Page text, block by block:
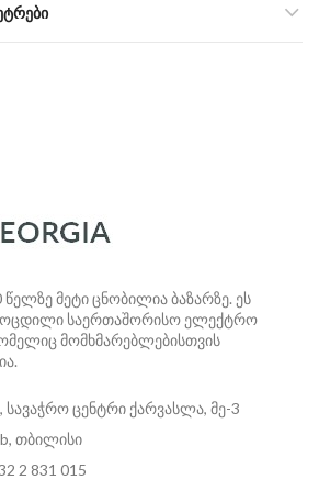
წელზე მეტი ცნობილია ბაზარზე. ეს
საერთაშორისო ელექტრო
მომხმარებლებისთვის
სავაჭრო ცენტრი ქარვასლა, მე-3
თბილისი
2 831 015